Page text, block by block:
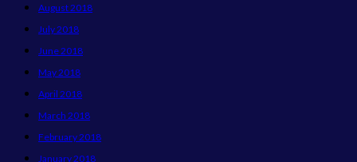
August 2018
July 2018
June 2018
May 2018
April 2018
March 2018
February 2018
January 2018